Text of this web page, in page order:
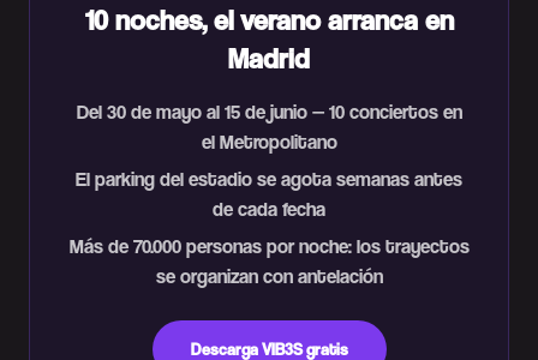
10 noches, el verano arranca en
Madrid
Del 30 de mayo al 15 de junio — 10 conciertos en
el Metropolitano
El parking del estadio se agota semanas antes
de cada fecha
Más de 70.000 personas por noche: los trayectos
se organizan con antelación
Descarga VIB3S gratis